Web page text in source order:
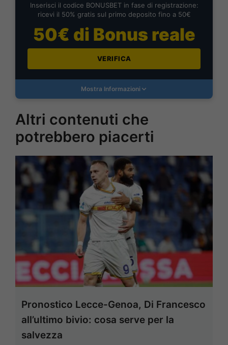
Inserisci il codice BONUSBET in fase di registrazione:
ricevi il 50% gratis sul primo deposito fino a 50€
50€ di Bonus reale
VERIFICA
Mostra Informazioni
Altri contenuti che
potrebbero piacerti
Pronostico Lecce-Genoa, Di Francesco
all’ultimo bivio: cosa serve per la
salvezza